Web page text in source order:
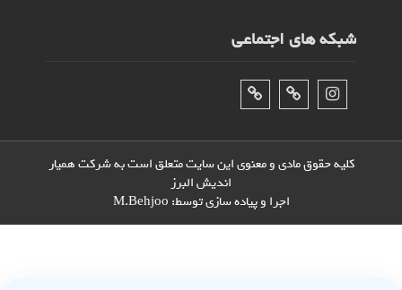
شبکه های اجتماعی
کلیه حقوق مادی و معنوی این سایت متعلق است به شرکت همیار
اندیش البرز
اجرا و پیاده سازی توسط: M.Behjoo